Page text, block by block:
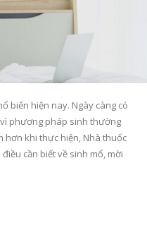
biến hiện nay. Ngày càng có
phương pháp sinh thường
hơn khi thực hiện, Nhà thuốc
cần biết về sinh mổ, mời